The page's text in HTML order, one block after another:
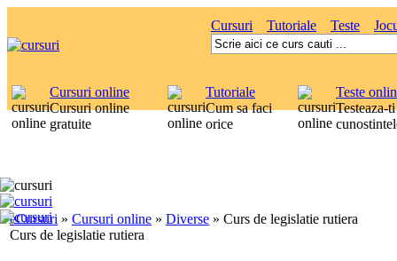
Cursuri Tutoriale Teste
Cursuri online
Cursuri online
gratuite
Tutoriale
Cum sa faci
orice
Teste
Testeaza-ti
eCursuri » Cursuri online » Diverse » Curs de legislatie rutiera
Curs de legislatie rutiera